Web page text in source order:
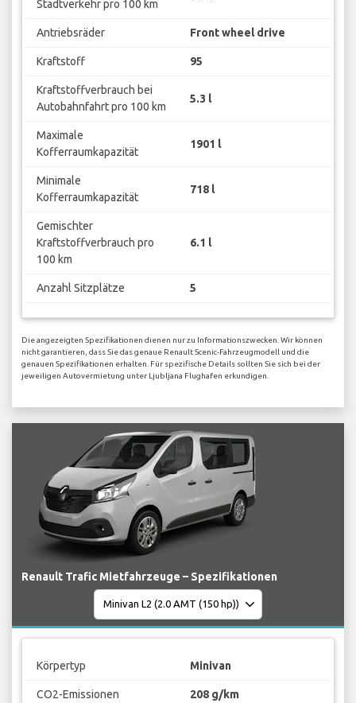
Stadtverkehr pro 100 km
Antriebsräder Front wheel drive
Kraftstoff 95
Kraftstoffverbrauch bei
Autobahnfahrt pro 100 km
5.3 l
Maximale
Kofferraumkapazität
1901 l
Minimale
Kofferraumkapazität
718 l
Gemischter
Kraftstoffverbrauch pro
100 km
6.1 l
Anzahl Sitzplätze 5
Die angezeigten Spezifikationen dienen nur zu Informationszwecken. Wir können
nicht garantieren, dass Sie das genaue Renault Scenic-Fahrzeugmodell und die
genauen Spezifikationen erhalten. Für spezifische Details sollten Sie sich bei der
jeweiligen Autovermietung unter Ljubljana Flughafen erkundigen.
Renault Trafic Mietfahrzeuge – Spezifikationen
Körpertyp Minivan
CO2-Emissionen 208 g/km